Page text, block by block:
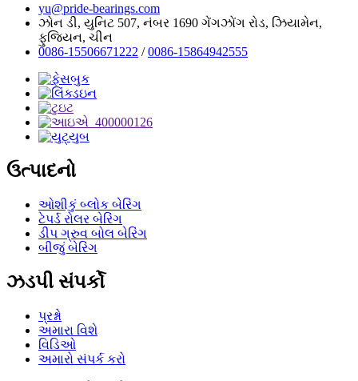
yu@pride-bearings.com
ઝોન ડી, યુનિટ 507, નંબર 1690 ગેંગઝોંગ રોડ, ઝિયામેન,
ફુજિયન, ચીન
0086-15506671222 /0086-15864942555
ઉત્પાદનો
ઓશીકું બ્લોક બેરિંગ
ટેપર્ડ રોલર બેરિંગ
ડીપ ગ્રુવ બોલ બેરિંગ
બીજું બેરિંગ
ઝડપી સંપર્કો
પ્રશ્નો
અમારા વિશે
વિડિઓ
અમારો સંપર્ક કરો